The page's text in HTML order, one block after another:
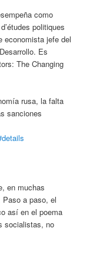
como
politiques
economista jefe del
Es
The Changing
rusa, la falta
sanciones
en muchas
a paso, el
así en el poema
socialistas, no